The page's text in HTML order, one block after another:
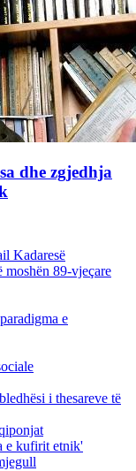
dhe zgjedhja
Kadaresë
moshën 89-vjeçare
e
i thesareve të
e kufirit etnik'